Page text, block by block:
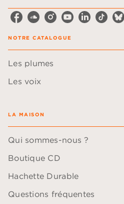
NOTRE CATALOGUE
Les plumes
Les voix
LA MAISON
Qui sommes-nous ?
Boutique CD
Hachette Durable
Questions fréquentes